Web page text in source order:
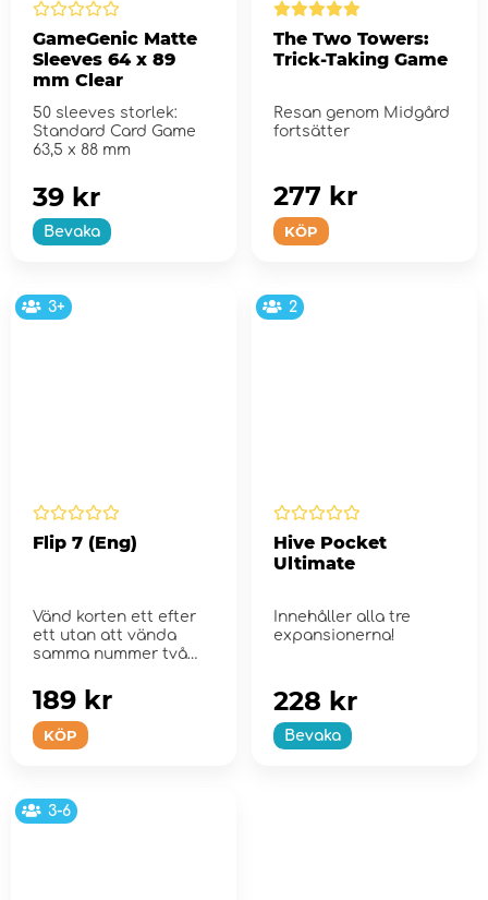
GameGenic Matte
Sleeves 64 x 89
mm Clear
50 sleeves storlek:
Standard Card Game
63,5 x 88 mm
Bevaka
39 kr
The Two Towers:
Trick-Taking Game
Resan genom Midgård
fortsätter
KÖP
277 kr
3+
Flip 7 (Eng)
Vänd korten ett efter
ett utan att vända
samma nummer två
KÖP
189 kr
2
Hive Pocket
Ultimate
Innehåller alla tre
expansionerna!
Bevaka
228 kr
3-6